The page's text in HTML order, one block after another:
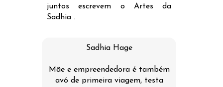
juntos escrevem o Artes da
Sadhia .
Sadhia Hage
Mãe e empreendedora é também
avó de primeira viagem, testa